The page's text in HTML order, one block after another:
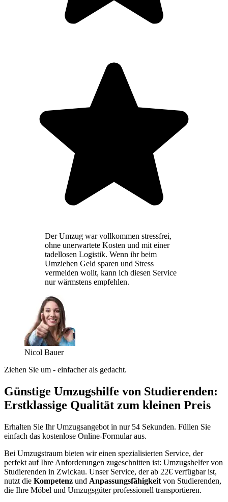
Der Umzug war vollkommen stressfrei,
ohne unerwartete Kosten und mit einer
tadellosen Logistik. Wenn ihr beim
Umziehen Geld sparen und Stress
vermeiden wollt, kann ich diesen Service
nur wärmstens empfehlen.
Nicol Bauer
Ziehen Sie um - einfacher als gedacht.
Günstige Umzugshilfe von Studierenden:
Erstklassige Qualität zum kleinen Preis
Erhalten Sie Ihr Umzugsangebot in nur 54 Sekunden. Füllen Sie
einfach das kostenlose Online-Formular aus.
Bei Umzugstraum bieten wir einen spezialisierten Service, der
perfekt auf Ihre Anforderungen zugeschnitten ist: Umzugshelfer von
Studierenden in Zwickau. Unser Service, der ab 22€ verfügbar ist,
nutzt die Kompetenz und Anpassungsfähigkeit von Studierenden,
die Ihre Möbel und Umzugsgüter professionell transportieren.